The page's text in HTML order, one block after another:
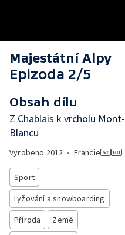
Majestátní Alpy
Epizoda 2/5
Obsah dílu
Z Chablais k vrcholu Mont-
Blancu
Vyrobeno 2012 • Francie
Sport
Lyžování a snowboarding
Příroda
Země